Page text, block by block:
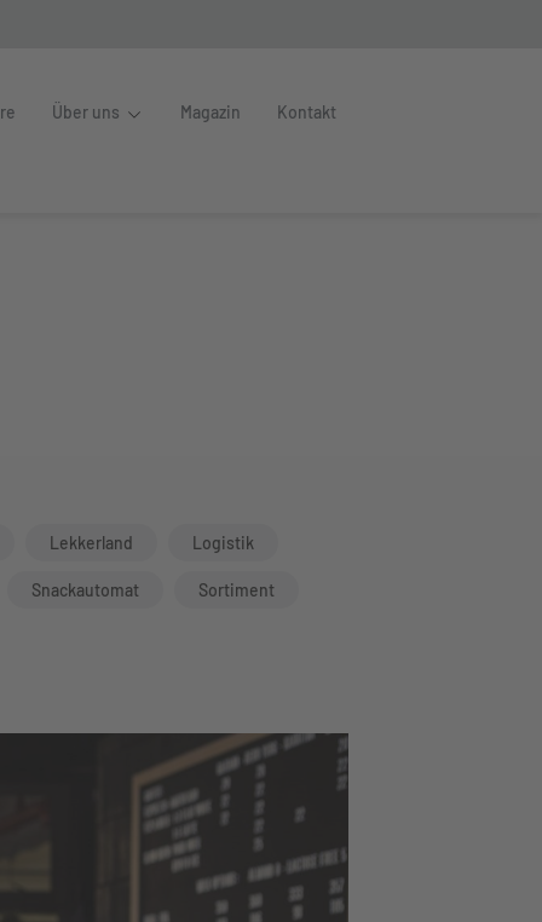
Über uns Magazin Kontakt
Lekkerland Logistik
Snackautomat Sortiment